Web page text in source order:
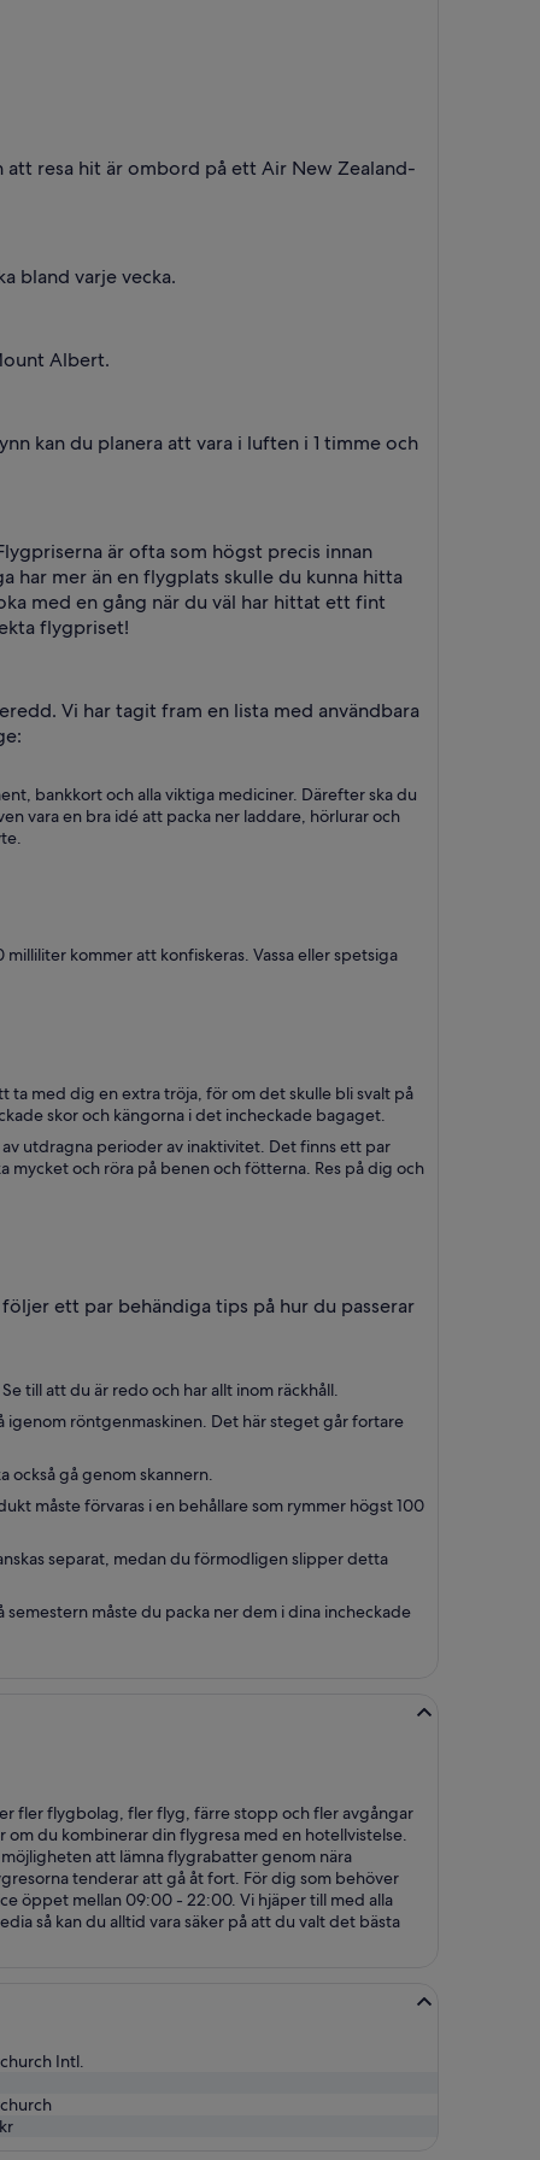
resa hit är ombord på ett Air New Zealand-
bland varje vecka.
Albert.
kan du planera att vara i luften i 1 timme och
är ofta som högst precis innan
har mer än en flygplats skulle du kunna hitta
med en gång när du väl har hittat ett fint
flygpriset!
Vi har tagit fram en lista med användbara
bankkort och alla viktiga mediciner. Därefter ska du
vara en bra idé att packa ner laddare, hörlurar och
kommer att konfiskeras. Vassa eller spetsiga
ta med dig en extra tröja, för om det skulle bli svalt på
skor och kängorna i det incheckade bagaget.
utdragna perioder av inaktivitet. Det finns ett par
mycket och röra på benen och fötterna. Res på dig och
ett par behändiga tips på hur du passerar
till att du är redo och har allt inom räckhåll.
igenom röntgenmaskinen. Det här steget går fortare
också gå genom skannern.
måste förvaras i en behållare som rymmer högst 100
separat, medan du förmodligen slipper detta
måste du packa ner dem i dina incheckade
fler flygbolag, fler flyg, färre stopp och fler avgångar
om du kombinerar din flygresa med en hotellvistelse.
att lämna flygrabatter genom nära
tenderar att gå åt fort. För dig som behöver
öppet mellan 09:00 - 22:00. Vi hjäper till med alla
så kan du alltid vara säker på att du valt det bästa
Intl.